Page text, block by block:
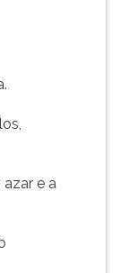
e a